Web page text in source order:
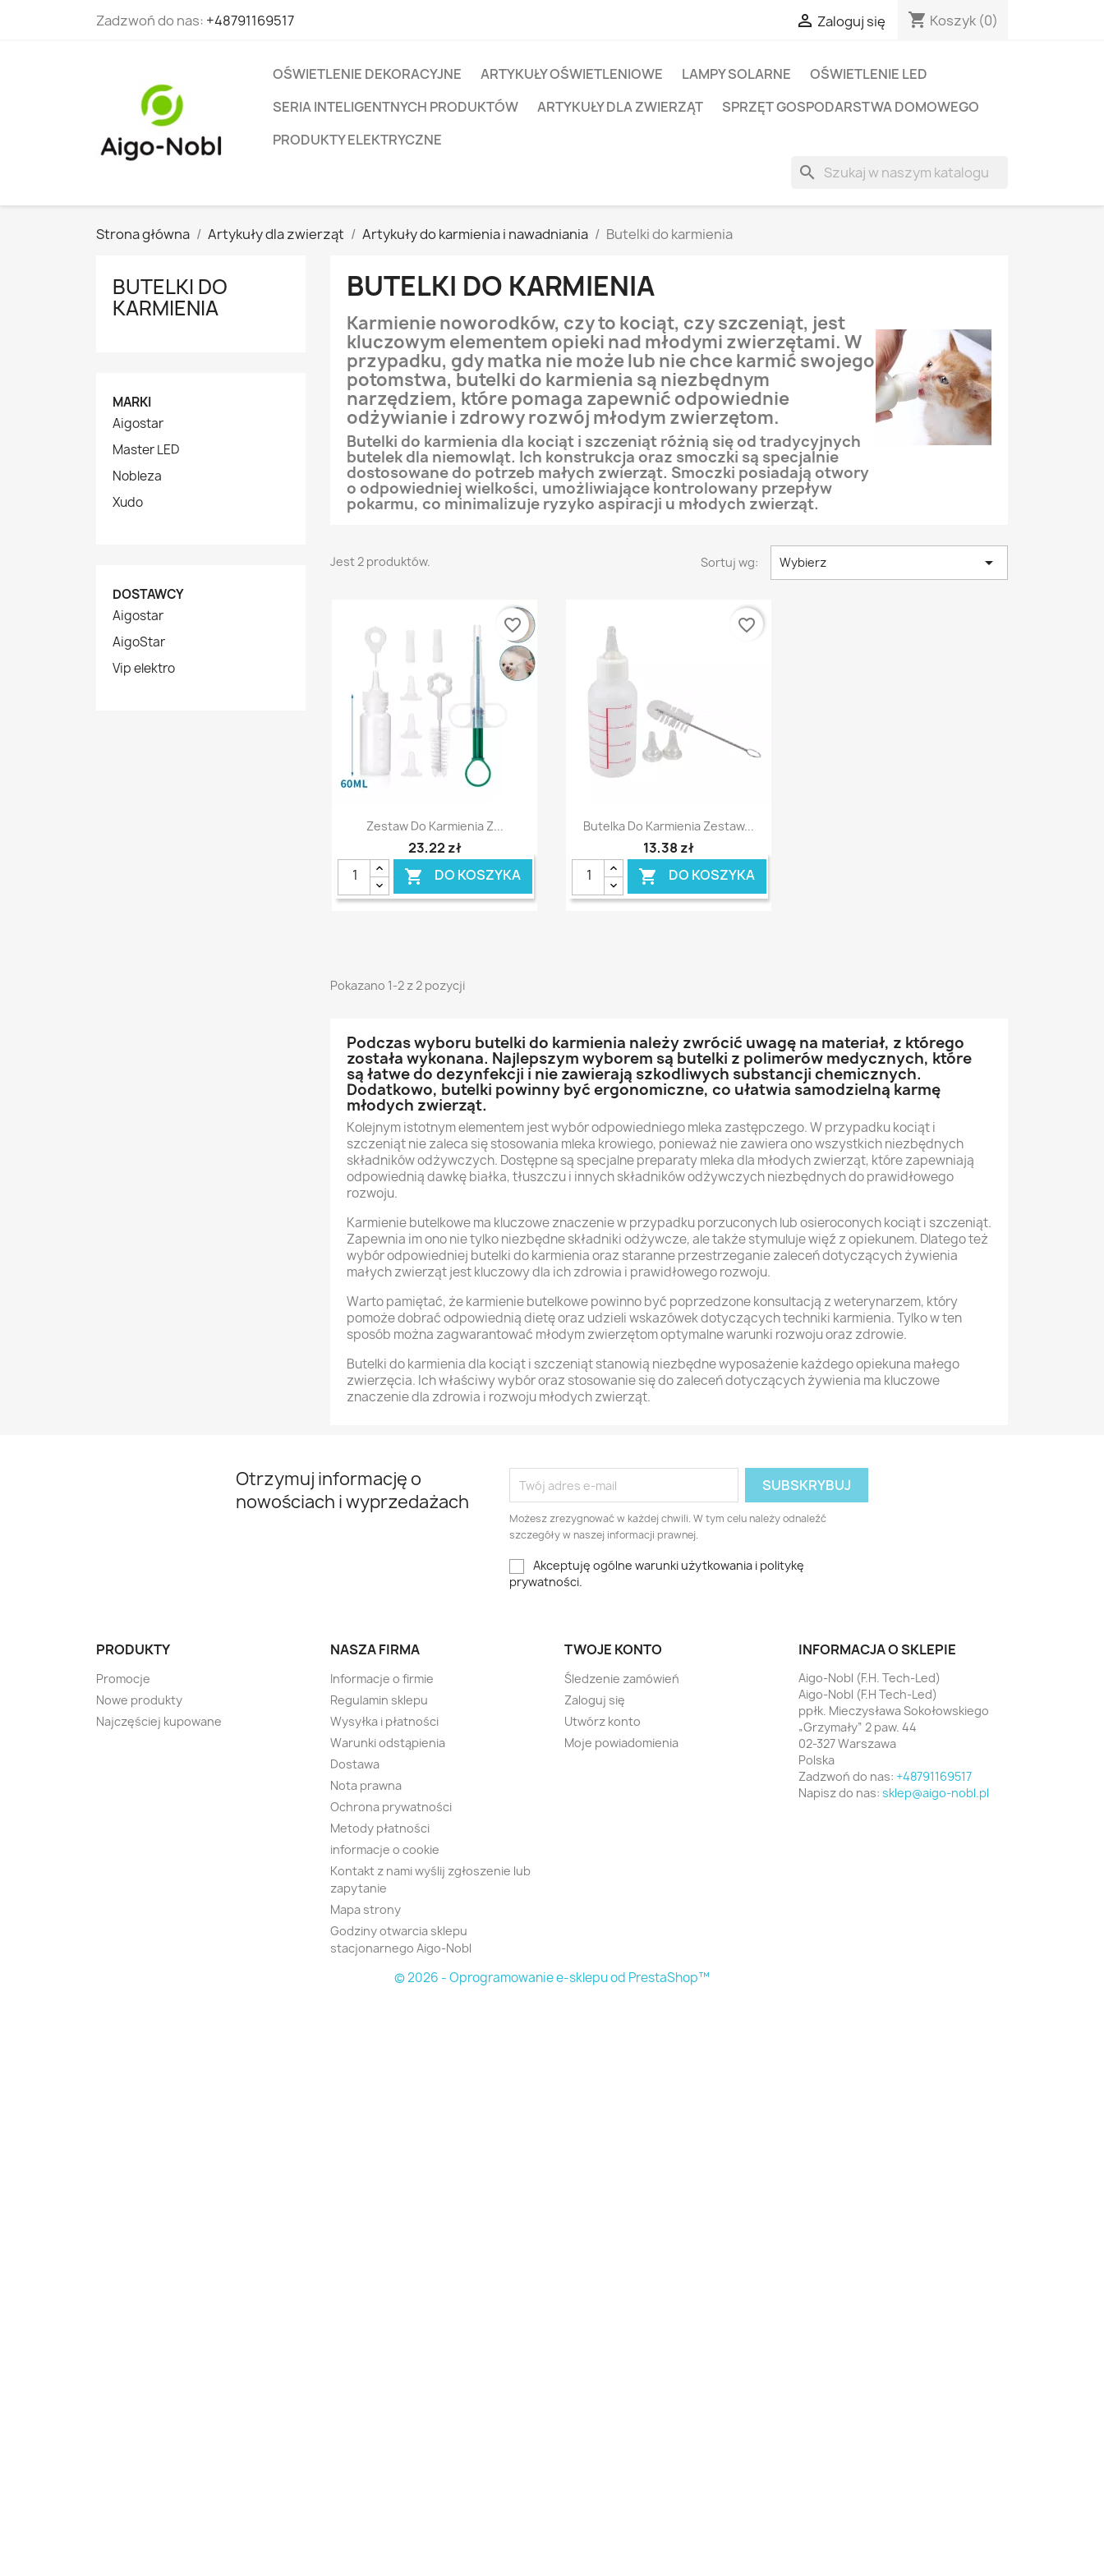
Zadzwoń do nas: +48791169517  Zaloguj się shopping_cart Koszyk (0)
OŚWIETLENIE DEKORACYJNE ARTYKUŁY OŚWIETLENIOWE LAMPY SOLARNE
OŚWIETLENIE LED
SERIA INTELIGENTNYCH PRODUKTÓW
ARTYKUŁY DLA ZWIERZĄT
SPRZĘT GOSPODARSTWA DOMOWEGO
PRODUKTY ELEKTRYCZNE
search
Strona główna Artykuły dla zwierząt Artykuły do karmienia i nawadniania Butelki do karmienia
BUTELKI DO
KARMIENIA
MARKI
Aigostar
Master LED
Nobleza
Xudo
DOSTAWCY
Aigostar
AigoStar
Vip elektro
BUTELKI DO KARMIENIA
Karmienie noworodków, czy to kociąt, czy szczeniąt, jest
kluczowym elementem opieki nad młodymi zwierzętami. W
przypadku, gdy matka nie może lub nie chce karmić swojego
potomstwa, butelki do karmienia są niezbędnym
narzędziem, które pomaga zapewnić odpowiednie
odżywianie i zdrowy rozwój młodym zwierzętom.
Butelki do karmienia dla kociąt i szczeniąt różnią się od tradycyjnych
butelek dla niemowląt. Ich konstrukcja oraz smoczki są specjalnie
dostosowane do potrzeb małych zwierząt. Smoczki posiadają otwory
o odpowiedniej wielkości, umożliwiające kontrolowany przepływ
pokarmu, co minimalizuje ryzyko aspiracji u młodych zwierząt.
Jest 2 produktów. Sortuj wg: Wybierz 
Szybki podgląd
Zestaw Do Karmienia Z...
23,22 zł
 DO KOSZYKA
favorite_border
Szybki podgląd
Butelka Do Karmienia Zestaw...
13,38 zł
 DO KOSZYKA
favorite_border
Pokazano 1-2 z 2 pozycji
Podczas wyboru butelki do karmienia należy zwrócić uwagę na materiał, z którego
została wykonana. Najlepszym wyborem są butelki z polimerów medycznych, które
są łatwe do dezynfekcji i nie zawierają szkodliwych substancji chemicznych.
Dodatkowo, butelki powinny być ergonomiczne, co ułatwia samodzielną karmę
młodych zwierząt.
Kolejnym istotnym elementem jest wybór odpowiedniego mleka zastępczego. W przypadku kociąt i
szczeniąt nie zaleca się stosowania mleka krowiego, ponieważ nie zawiera ono wszystkich niezbędnych
składników odżywczych. Dostępne są specjalne preparaty mleka dla młodych zwierząt, które zapewniają
odpowiednią dawkę białka, tłuszczu i innych składników odżywczych niezbędnych do prawidłowego
rozwoju.
Karmienie butelkowe ma kluczowe znaczenie w przypadku porzuconych lub osieroconych kociąt i szczeniąt.
Zapewnia im ono nie tylko niezbędne składniki odżywcze, ale także stymuluje więź z opiekunem. Dlatego też
wybór odpowiedniej butelki do karmienia oraz staranne przestrzeganie zaleceń dotyczących żywienia
małych zwierząt jest kluczowy dla ich zdrowia i prawidłowego rozwoju.
Warto pamiętać, że karmienie butelkowe powinno być poprzedzone konsultacją z weterynarzem, który
pomoże dobrać odpowiednią dietę oraz udzieli wskazówek dotyczących techniki karmienia. Tylko w ten
sposób można zagwarantować młodym zwierzętom optymalne warunki rozwoju oraz zdrowie.
Butelki do karmienia dla kociąt i szczeniąt stanowią niezbędne wyposażenie każdego opiekuna małego
zwierzęcia. Ich właściwy wybór oraz stosowanie się do zaleceń dotyczących żywienia ma kluczowe
znaczenie dla zdrowia i rozwoju młodych zwierząt.
Otrzymuj informację o
nowościach i wyprzedażach
Możesz zrezygnować w każdej chwili. W tym celu należy odnaleźć
szczegóły w naszej informacji prawnej.
Akceptuję ogólne warunki użytkowania i politykę
prywatności.
PRODUKTY
Promocje
Nowe produkty
Najczęściej kupowane
NASZA FIRMA
Informacje o firmie
Regulamin sklepu
Wysyłka i płatności
Warunki odstąpienia
Dostawa
Nota prawna
Ochrona prywatności
Metody płatności
informacje o cookie
Kontakt z nami wyślij zgłoszenie lub
zapytanie
Mapa strony
Godziny otwarcia sklepu
stacjonarnego Aigo-Nobl
TWOJE KONTO
Śledzenie zamówień
Zaloguj się
Utwórz konto
Moje powiadomienia
INFORMACJA O SKLEPIE
Aigo-Nobl (F.H. Tech-Led)
Aigo-Nobl (F.H Tech-Led)
ppłk. Mieczysława Sokołowskiego
„Grzymały” 2 paw. 44
02-327 Warszawa
Polska
Zadzwoń do nas: +48791169517
Napisz do nas: sklep@aigo-nobl.pl
© 2026 - Oprogramowanie e-sklepu od PrestaShop™